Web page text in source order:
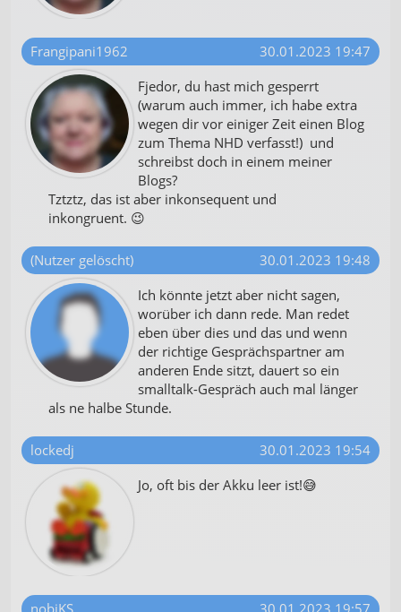
Frangipani1962
30.01.2023 19:47
Fjedor, du hast mich gesperrt
(warum auch immer, ich habe extra
wegen dir vor einiger Zeit einen Blog
zum Thema NHD verfasst!) und
schreibst doch in einem meiner
Blogs?
Tztztz, das ist aber inkonsequent und
inkongruent. 😉
(Nutzer gelöscht)
30.01.2023 19:48
Ich könnte jetzt aber nicht sagen,
worüber ich dann rede. Man redet
eben über dies und das und wenn
der richtige Gesprächspartner am
anderen Ende sitzt, dauert so ein
smalltalk-Gespräch auch mal länger
als ne halbe Stunde.
lockedj
30.01.2023 19:54
Jo, oft bis der Akku leer ist!😅